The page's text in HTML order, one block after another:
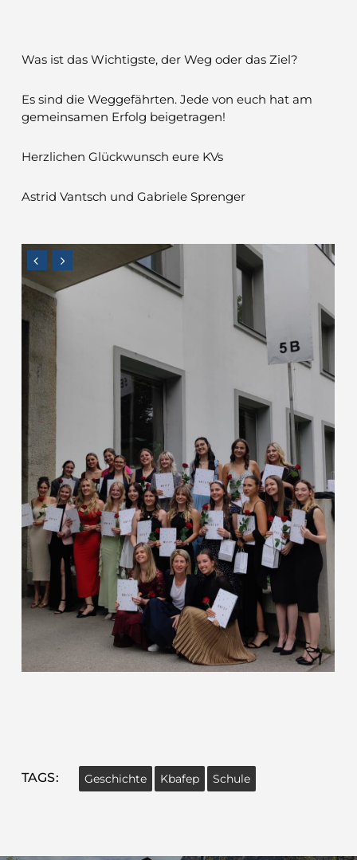
Was ist das Wichtigste, der Weg oder das Ziel?
Es sind die Weggefährten. Jede von euch hat am
gemeinsamen Erfolg beigetragen!
Herzlichen Glückwunsch eure KVs
Astrid Vantsch und Gabriele Sprenger
TAGS: Geschichte Kbafep Schule